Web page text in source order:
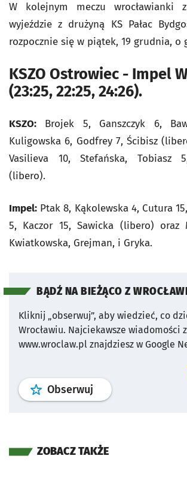
W kolejnym meczu wrocławianki
wyjeździe z drużyną KS Pałac
rozpocznie się w piątek, 19 grudnia, o
KSZO Ostrowiec - Impel
(23:25, 22:25, 24:26).
KSZO: Brojek 5, Ganszczyk 6,
Kuligowska 6, Godfrey 7, Ścibisz
Vasilieva 10, Stefańska, Tobiasz
(libero).
Impel: Ptak 8, Kąkolewska 4, Cutura
5, Kaczor 15, Sawicka (libero) oraz
Kwiatkowska, Grejman, i Gryka.
BĄDŹ NA BIEŻĄCO Z
Kliknij „obserwuj”, aby wiedzieć, co
Wrocławiu. Najciekawsze wiadomości z
www.wroclaw.pl znajdziesz w Google
Obserwuj profil
ZOBACZ TAKŻE